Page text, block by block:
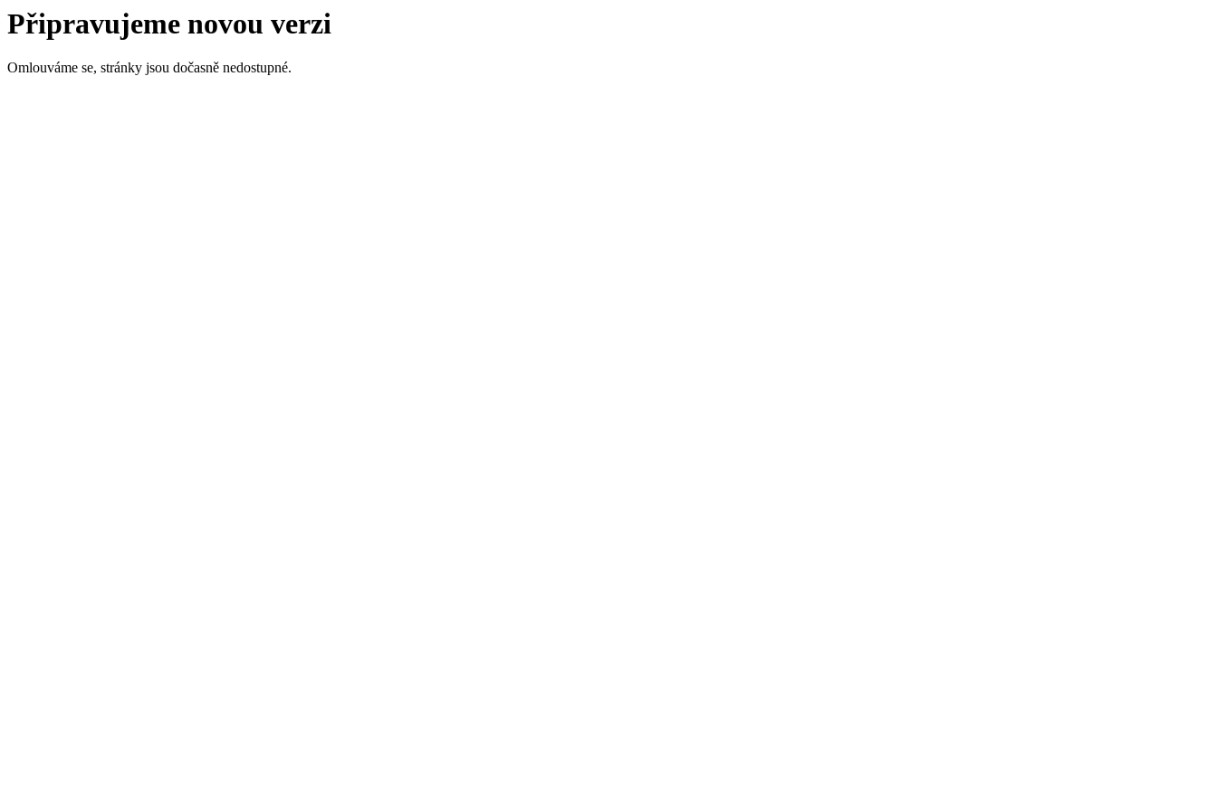
Připravujeme novou verzi
Omlouváme se, stránky jsou dočasně nedostupné.